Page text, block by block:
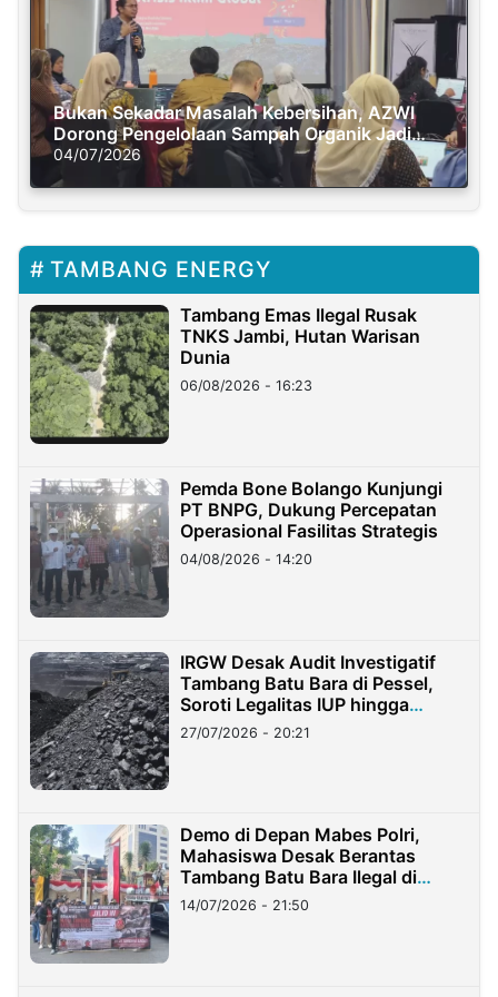
Bukan Sekadar Masalah Kebersihan, AZWI
Dorong Pengelolaan Sampah Organik Jadi
Solusi Krisis Iklim
04/07/2026
TAMBANG ENERGY
Tambang Emas Ilegal Rusak
TNKS Jambi, Hutan Warisan
Dunia
06/08/2026 - 16:23
Pemda Bone Bolango Kunjungi
PT BNPG, Dukung Percepatan
Operasional Fasilitas Strategis
04/08/2026 - 14:20
IRGW Desak Audit Investigatif
Tambang Batu Bara di Pessel,
Soroti Legalitas IUP hingga
Stockpile
27/07/2026 - 20:21
Demo di Depan Mabes Polri,
Mahasiswa Desak Berantas
Tambang Batu Bara Ilegal di
Lampung
14/07/2026 - 21:50